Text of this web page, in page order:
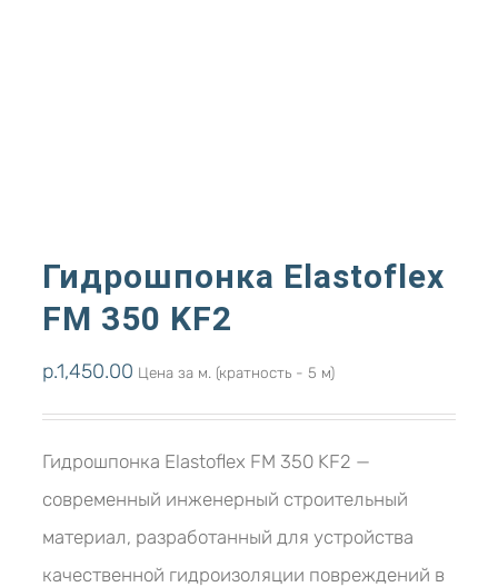
Гидрошпонка Elastoflex
FM 350 KF2
р.1,450.00 Цена за м. (кратность - 5 м)
Гидрошпонка Elastoflex FM 350 KF2 —
современный инженерный строительный
материал, разработанный для устройства
качественной гидроизоляции повреждений в